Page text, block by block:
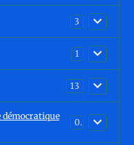
3
1
13
démocratique
0